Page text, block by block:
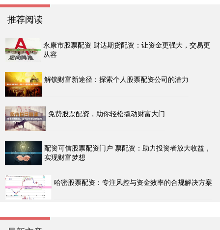
推荐阅读
永康市股票配资 财达期货配资：让资金更强大，交易更
从容
解锁财富新途径：探索个人股票配资公司的潜力
免费股票配资，助你轻松撬动财富大门
配资可信股票配资门户 票配资：助力投资者放大收益，
实现财富梦想
哈密股票配资：专注风控与资金效率的合规解决方案